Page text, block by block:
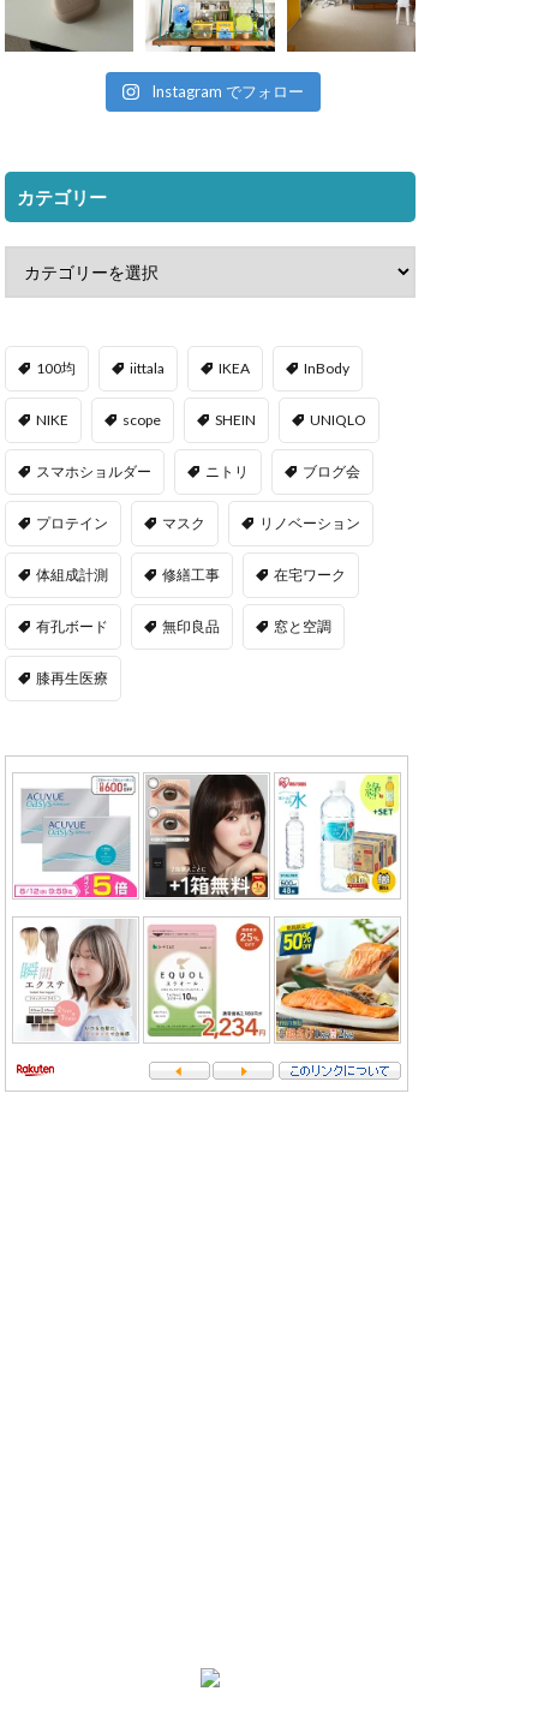
Instagram でフォロー
カテゴリー
100均 iittala IKEA InBody
NIKE scope SHEIN UNIQLO
スマホショルダー ニトリ ブログ会
プロテイン マスク リノベーション
体組成計測 修繕工事 在宅ワーク
有孔ボード 無印良品 窓と空調
膝再生医療